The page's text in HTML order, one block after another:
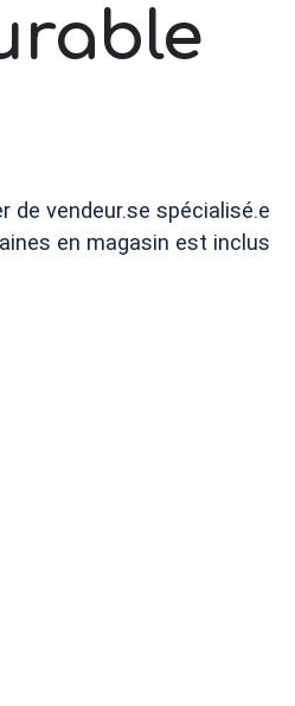
vendeur.se spécialisé.e
en magasin est inclus